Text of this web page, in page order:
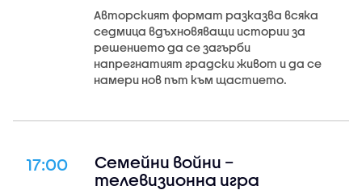
Авторският формат разказва всяка
седмица вдъхновяващи истории за
решението да се загърби
напрегнатият градски живот и да се
намери нов път към щастието.
17:00
Семейни войни –
телевизионна игра